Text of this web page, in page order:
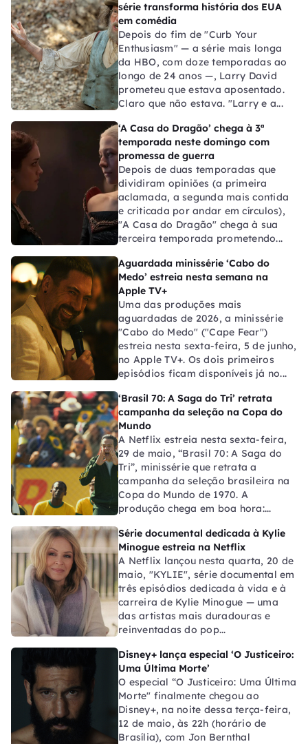
série transforma história dos EUA
em comédia
Depois do fim de "Curb Your
Enthusiasm" — a série mais longa
da HBO, com doze temporadas ao
longo de 24 anos —, Larry David
prometeu que estava aposentado.
Claro que não estava. "Larry e a...
‘A Casa do Dragão’ chega à 3ª
temporada neste domingo com
promessa de guerra
Depois de duas temporadas que
dividiram opiniões (a primeira
aclamada, a segunda mais contida
e criticada por andar em círculos),
"A Casa do Dragão" chega à sua
terceira temporada prometendo...
Aguardada minissérie ‘Cabo do
Medo’ estreia nesta semana na
Apple TV+
Uma das produções mais
aguardadas de 2026, a minissérie
"Cabo do Medo" ("Cape Fear")
estreia nesta sexta-feira, 5 de junho,
no Apple TV+. Os dois primeiros
episódios ficam disponíveis já no...
‘Brasil 70: A Saga do Tri’ retrata
campanha da seleção na Copa do
Mundo
A Netflix estreia nesta sexta-feira,
29 de maio, “Brasil 70: A Saga do
Tri”, minissérie que retrata a
campanha da seleção brasileira na
Copa do Mundo de 1970. A
produção chega em boa hora:...
Série documental dedicada à Kylie
Minogue estreia na Netflix
A Netflix lançou nesta quarta, 20 de
maio, "KYLIE", série documental em
três episódios dedicada à vida e à
carreira de Kylie Minogue — uma
das artistas mais duradouras e
reinventadas do pop...
Disney+ lança especial ‘O Justiceiro:
Uma Última Morte’
O especial “O Justiceiro: Uma Última
Morte" finalmente chegou ao
Disney+, na noite dessa terça-feira,
12 de maio, às 22h (horário de
Brasília), com Jon Bernthal